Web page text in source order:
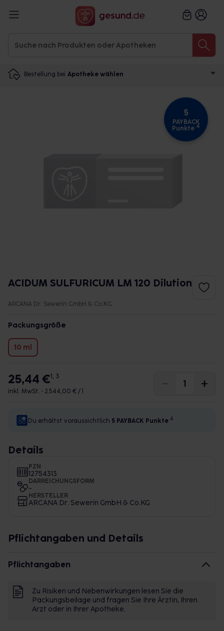
Bestellung bei Apotheke wählen
5
PAYBACK
Punkte 4
ACIDUM SULFURICUM LM 120 Dilution
ARCANA Dr. Sewerin GmbH & Co.KG
Packungsgröße
10 ml
25,44 €1, 3
inkl. MwSt. • 2.544,00 € / l
Du erhältst voraussichtlich 5 PAYBACK Punkte 4
Details
PZN
12754313
DARREICHUNGSFORM
-
HERSTELLER
ARCANA Dr. Sewerin GmbH & Co.KG
Pflichtangaben und Details
Pflichtangaben
Zu Risiken und Nebenwirkungen lesen Sie die
Packungsbeilage und fragen Sie Ihre Ärztin, Ihren
Arzt oder in Ihrer Apotheke.